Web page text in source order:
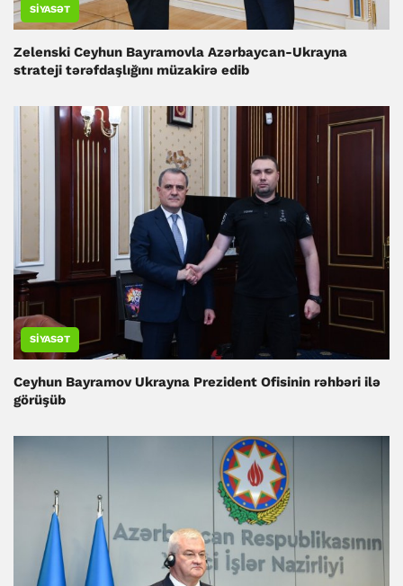
SIYASƏT
Zelenski Ceyhun Bayramovla Azərbaycan-Ukrayna
strateji tərəfdaşlığını müzakirə edib
SIYASƏT
Ceyhun Bayramov Ukrayna Prezident Ofisinin rəhbəri ilə
görüşüb